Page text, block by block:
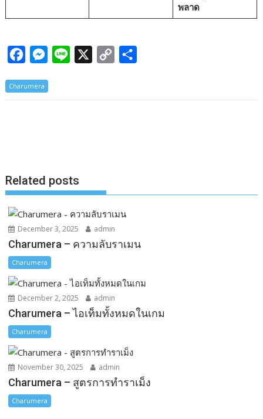
พลาด
c
k
M
s
e
r
Charumera
Related posts
December 3, 2025 admin
Charumera – ความลับราเมน
Charumera
December 2, 2025 admin
Charumera – ไอเท็มทั้งหมดในเกม
Charumera
November 30, 2025 admin
Charumera – สูตรการทำราเม็ง
Charumera